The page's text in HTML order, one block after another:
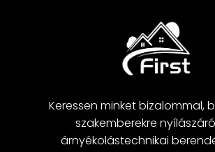
Keressen minket bizalommal,
szakemberekre
árnyékolástechnikai